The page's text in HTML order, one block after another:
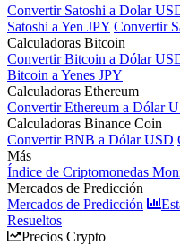
Convertir Satoshi a Dolar
Satoshi a Yen JPY Convertir
Calculadoras Bitcoin
Convertir Bitcoin a Dólar
Bitcoin a Yenes JPY
Calculadoras Ethereum
Convertir Ethereum a Dólar
Calculadoras Binance Coin
Convertir BNB a Dólar USD
Más
Índice de Criptomonedas
Mercados de Predicción
Mercados de Predicción
Resueltos
Precios Crypto